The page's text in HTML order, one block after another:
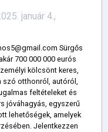
január 4.,
Sürgős
700 000 000 eurós
kölcsönt keres,
szó otthonról, autóról,
feltételeket és
jóváhagyás, egyszerű
lehetőségek, amelyek
Jelentkezzen